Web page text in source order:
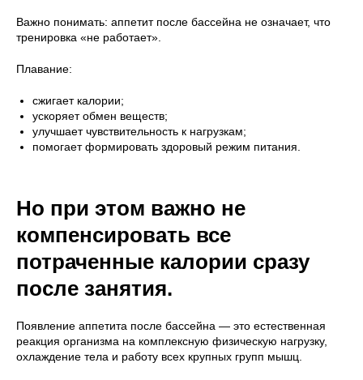
Важно понимать: аппетит после бассейна не означает, что
тренировка «не работает».
Плавание:
сжигает калории;
ускоряет обмен веществ;
улучшает чувствительность к нагрузкам;
помогает формировать здоровый режим питания.
Но при этом важно не
компенсировать все
потраченные калории сразу
после занятия.
Появление аппетита после бассейна — это естественная
реакция организма на комплексную физическую нагрузку,
охлаждение тела и работу всех крупных групп мышц.